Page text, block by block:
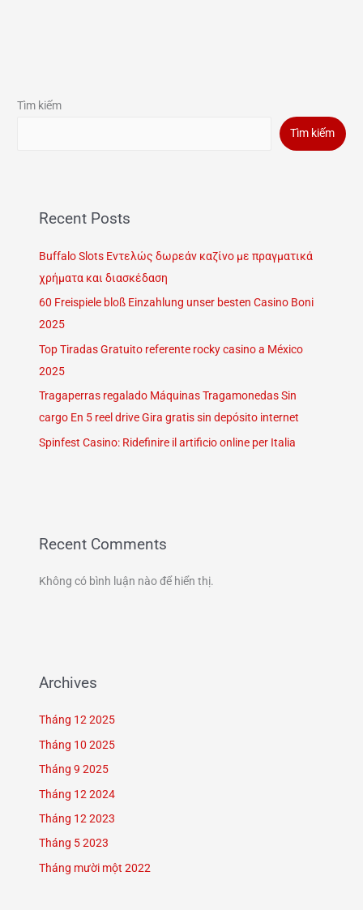
Tìm kiếm
Tìm kiếm
Recent Posts
Buffalo Slots Εντελώς δωρεάν καζίνο με πραγματικά
χρήματα και διασκέδαση
60 Freispiele bloß Einzahlung unser besten Casino Boni
2025
Top Tiradas Gratuito referente rocky casino a México
2025
Tragaperras regalado Máquinas Tragamonedas Sin
cargo En 5 reel drive Gira gratis sin depósito internet
Spinfest Casino: Ridefinire il artificio online per Italia
Recent Comments
Không có bình luận nào để hiển thị.
Archives
Tháng 12 2025
Tháng 10 2025
Tháng 9 2025
Tháng 12 2024
Tháng 12 2023
Tháng 5 2023
Tháng mười một 2022